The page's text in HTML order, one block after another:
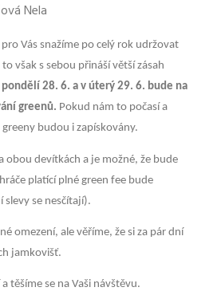
Nela
Vás snažíme po celý rok udržovat
však s sebou přináší větší zásah
pondělí 28. 6. a v úterý 29. 6. bude na
greenů. Pokud nám to počasí a
budou i zapískovány.
obou devítkách a je možné, že bude
platící plné green fee bude
slevy se nesčítají).
omezení, ale věříme, že si za pár dní
jamkovišť.
těšíme se na Vaši návštěvu.